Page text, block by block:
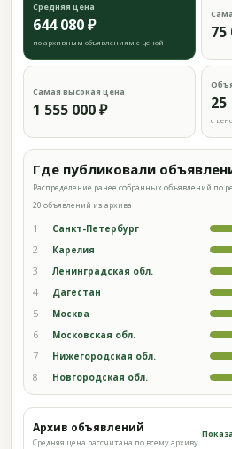
Средняя цена
644 080 ₽
по архивным объявлениям с ценой
75
Самая высокая цена
1 555 000 ₽ 25
с
Где публиковали
Распределение ранее собранных объявлений по
20 объявлений из архива
1 Санкт-Петербург
2 Карелия
3 Ленинградская обл.
4 Дагестан
5 Москва
6 Московская обл.
7 Нижегородская обл.
8 Новгородская обл.
Архив объявлений
Средняя цена рассчитана по всему архиву